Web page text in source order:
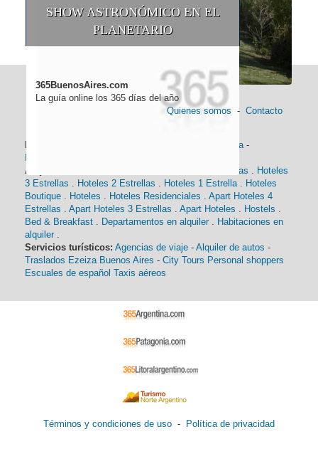
SHOW ASTRONÓMICO EN EL
PLANETARIO
365BuenosAires.com
La guía online los 365 días del año
Quienes somos - Contacto
Historia -
Alojamiento:
Hoteles 4 Estrellas
Hoteles
3 Estrellas
Hoteles 2 Estrellas Hoteles 1 Estrella
Hoteles
Boutique
Hoteles Hoteles Residenciales
Apart Hoteles 4
Estrellas
Apart Hoteles 3 Estrellas Apart Hoteles Hostels
Bed & Breakfast
Departamentos en alquiler
Habitaciones en
alquiler
Servicios turísticos: Agencias de viaje - Alquiler de autos -
Traslados Ezeiza Buenos Aires - City Tours Personal shoppers
Escuales de español Taxis aéreos
Términos y condiciones de uso - Política de privacidad